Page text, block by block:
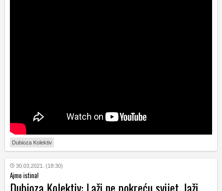
Dubioza Kolektiv
30.03.2021. (18:30)
Ajmo istina!